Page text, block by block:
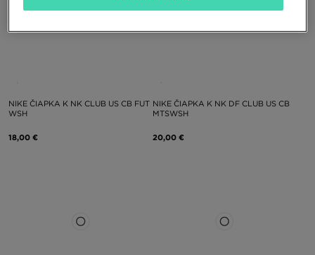
NIKE ČIAPKA K NK CLUB US CB FUT
WSH
18,00 €
NIKE ČIAPKA K NK DF CLUB US CB
MTSWSH
20,00 €